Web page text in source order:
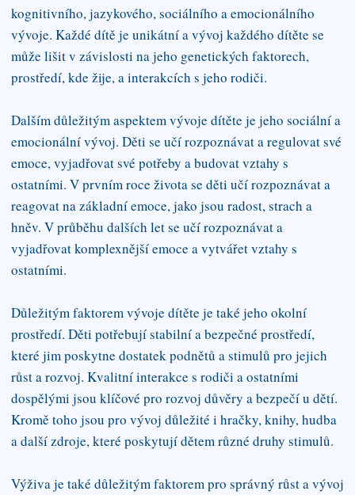
kognitivního, jazykového, sociálního a emocionálního
vývoje. Každé dítě je unikátní a vývoj každého dítěte se
může lišit v závislosti na jeho genetických faktorech,
prostředí, kde žije, a interakcích s jeho rodiči.
Dalším důležitým aspektem vývoje dítěte je jeho sociální a
emocionální vývoj. Děti se učí rozpoznávat a regulovat své
emoce, vyjadřovat své potřeby a budovat vztahy s
ostatními. V prvním roce života se děti učí rozpoznávat a
reagovat na základní emoce, jako jsou radost, strach a
hněv. V průběhu dalších let se učí rozpoznávat a
vyjadřovat komplexnější emoce a vytvářet vztahy s
ostatními.
Důležitým faktorem vývoje dítěte je také jeho okolní
prostředí. Děti potřebují stabilní a bezpečné prostředí,
které jim poskytne dostatek podnětů a stimulů pro jejich
růst a rozvoj. Kvalitní interakce s rodiči a ostatními
dospělými jsou klíčové pro rozvoj důvěry a bezpečí u dětí.
Kromě toho jsou pro vývoj důležité i hračky, knihy, hudba
a další zdroje, které poskytují dětem různé druhy stimulů.
Výživa je také důležitým faktorem pro správný růst a vývoj